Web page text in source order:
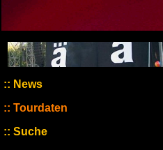
News
Tourdaten
Suche